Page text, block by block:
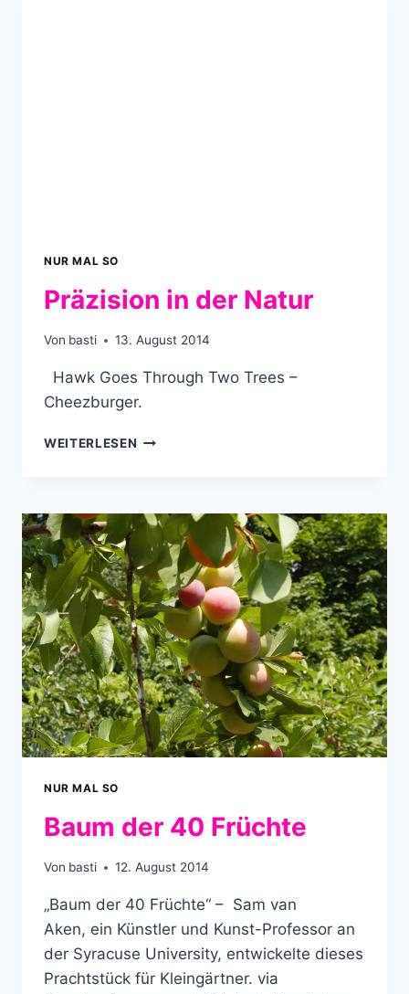
NUR MAL SO
Präzision in der Natur
Von basti 13. August 2014
Hawk Goes Through Two Trees –
Cheezburger.
WEITERLESEN PRÄZISION
NUR MAL SO
Baum der 40 Früchte
Von basti 12. August 2014
„Baum der 40 Früchte“ – Sam van
Aken, ein Künstler und Kunst-Professor an
der Syracuse University, entwickelte dieses
Prachtstück für Kleingärtner. via